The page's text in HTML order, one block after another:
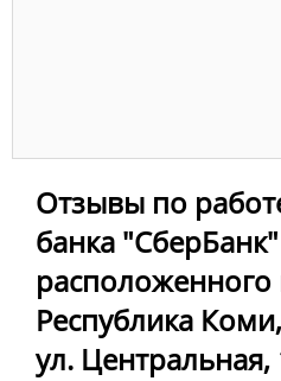
Отзывы по
банка "СберБанк"
расположенного
Республика
ул. Центральная,